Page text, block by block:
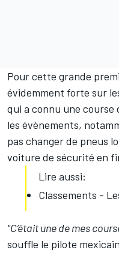
Pour cette grande
évidemment forte sur
qui a connu une
les évènements,
pas changer de pneus
voiture de sécurité en
Lire aussi:
Classements -
"C’était une de mes
souffle le pilote